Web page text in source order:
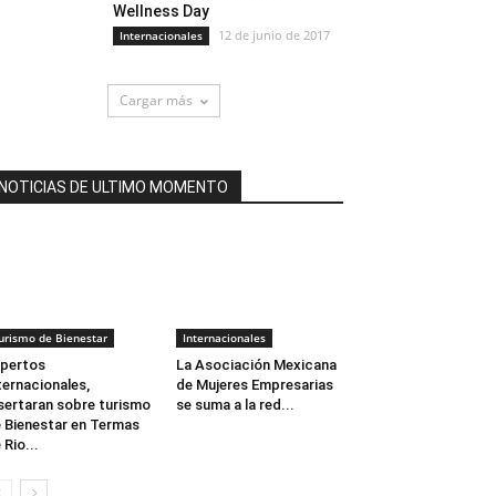
Wellness Day
Internacionales 12 de junio de 2017
Cargar más
NOTICIAS DE ULTIMO MOMENTO
de Bienestar
sobre turismo
Bienestar en Termas
Rio...
Internacionales
La Asociación Mexicana
de Mujeres Empresarias
se suma a la red...